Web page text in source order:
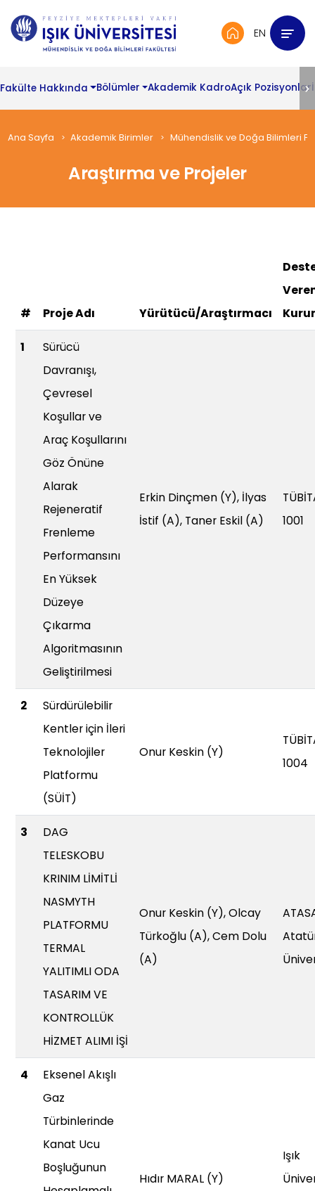
EN
Fakülte Hakkında Bölümler Akademik KadroAçık Pozisyonlar
Ana Sayfa Akademik Birimler Mühendislik ve Doğa Bilimleri
Araştırma ve Projeler
# Proje Adı Yürütücü/Araştırmacı
1
Sürücü
Davranışı,
Çevresel
Koşullar ve
Araç Koşullarını
Göz Önüne
Alarak
Rejeneratif
Frenleme
Performansını
En Yüksek
Düzeye
Çıkarma
Algoritmasının
Geliştirilmesi
Erkin Dinçmen (Y), İlyas
İstif (A), Taner Eskil (A)
1001
2
Sürdürülebilir
Kentler için İleri
Teknolojiler
Platformu
(SÜİT)
Onur Keskin (Y)
1004
3
DAG
TELESKOBU
KRINIM LİMİTLİ
NASMYTH
PLATFORMU
TERMAL
YALITIMLI ODA
TASARIM VE
KONTROLLÜK
HİZMET ALIMI İŞİ
Onur Keskin (Y), Olcay
Türkoğlu (A), Cem Dolu
(A)
4
Eksenel Akışlı
Gaz
Türbinlerinde
Kanat Ucu
Boşluğunun
Hıdır MARAL (Y)
Işık